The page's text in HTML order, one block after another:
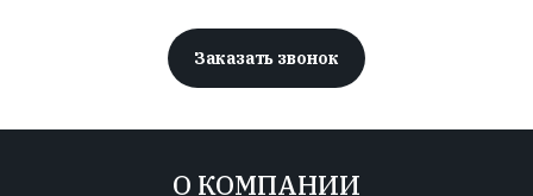
Заказать звонок
О КОМПАНИИ